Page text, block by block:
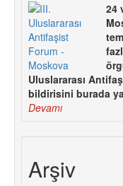
24
Uluslararası
bildirisini burada
Devamı
Arşiv